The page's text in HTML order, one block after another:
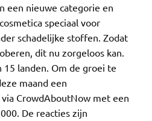
een nieuwe categorie en
speciaal voor
schadelijke stoffen. Zodat
dit nu zorgeloos kan.
landen. Om de groei te
maand een
CrowdAboutNow met een
De reacties zijn